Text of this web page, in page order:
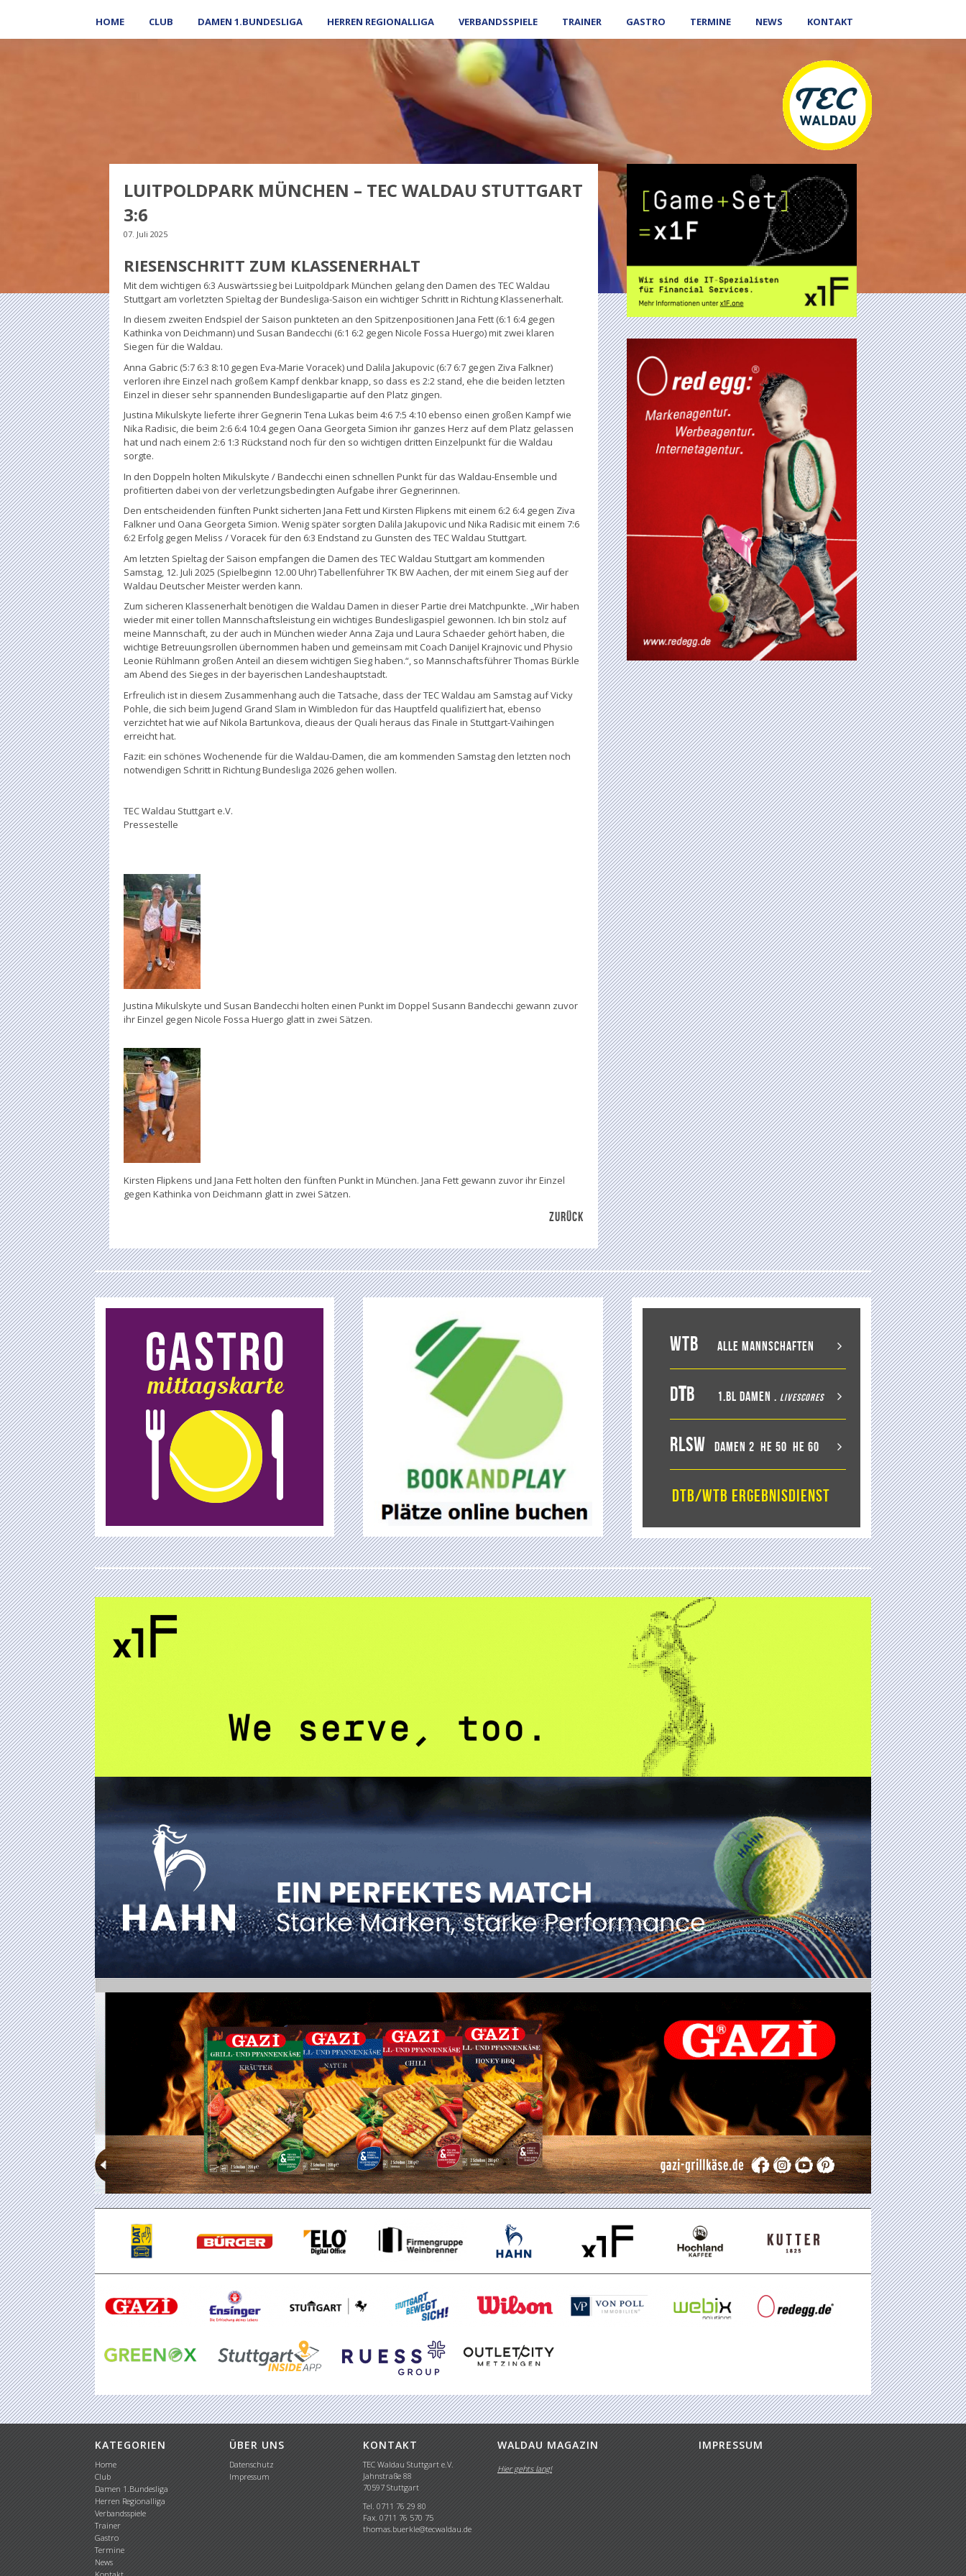
HOME CLUB DAMEN 1.BUNDESLIGA HERREN REGIONALLIGA VERBANDSSPIELE TRAINER GASTRO TERMINE NEWS KONTAKT
LUITPOLDPARK MÜNCHEN – TEC WALDAU STUTTGART
3:6
07. Juli 2025
RIESENSCHRITT ZUM KLASSENERHALT
Mit dem wichtigen 6:3 Auswärtssieg bei Luitpoldpark München gelang den Damen des TEC Waldau
Stuttgart am vorletzten Spieltag der Bundesliga-Saison ein wichtiger Schritt in Richtung Klassenerhalt.
In diesem zweiten Endspiel der Saison punkteten an den Spitzenpositionen Jana Fett (6:1 6:4 gegen
Kathinka von Deichmann) und Susan Bandecchi (6:1 6:2 gegen Nicole Fossa Huergo) mit zwei klaren
Siegen für die Waldau.
Anna Gabric (5:7 6:3 8:10 gegen Eva-Marie Voracek) und Dalila Jakupovic (6:7 6:7 gegen Ziva Falkner)
verloren ihre Einzel nach großem Kampf denkbar knapp, so dass es 2:2 stand, ehe die beiden letzten
Einzel in dieser sehr spannenden Bundesligapartie auf den Platz gingen.
Justina Mikulskyte lieferte ihrer Gegnerin Tena Lukas beim 4:6 7:5 4:10 ebenso einen großen Kampf wie
Nika Radisic, die beim 2:6 6:4 10:4 gegen Oana Georgeta Simion ihr ganzes Herz auf dem Platz gelassen
hat und nach einem 2:6 1:3 Rückstand noch für den so wichtigen dritten Einzelpunkt für die Waldau
sorgte.
In den Doppeln holten Mikulskyte / Bandecchi einen schnellen Punkt für das Waldau-Ensemble und
profitierten dabei von der verletzungsbedingten Aufgabe ihrer Gegnerinnen.
Den entscheidenden fünften Punkt sicherten Jana Fett und Kirsten Flipkens mit einem 6:2 6:4 gegen Ziva
Falkner und Oana Georgeta Simion. Wenig später sorgten Dalila Jakupovic und Nika Radisic mit einem 7:6
6:2 Erfolg gegen Meliss / Voracek für den 6:3 Endstand zu Gunsten des TEC Waldau Stuttgart.
Am letzten Spieltag der Saison empfangen die Damen des TEC Waldau Stuttgart am kommenden
Samstag, 12. Juli 2025 (Spielbeginn 12.00 Uhr) Tabellenführer TK BW Aachen, der mit einem Sieg auf der
Waldau Deutscher Meister werden kann.
Zum sicheren Klassenerhalt benötigen die Waldau Damen in dieser Partie drei Matchpunkte. „Wir haben
wieder mit einer tollen Mannschaftsleistung ein wichtiges Bundesligaspiel gewonnen. Ich bin stolz auf
meine Mannschaft, zu der auch in München wieder Anna Zaja und Laura Schaeder gehört haben, die
wichtige Betreuungsrollen übernommen haben und gemeinsam mit Coach Danijel Krajnovic und Physio
Leonie Rühlmann großen Anteil an diesem wichtigen Sieg haben.“, so Mannschaftsführer Thomas Bürkle
am Abend des Sieges in der bayerischen Landeshauptstadt.
Erfreulich ist in diesem Zusammenhang auch die Tatsache, dass der TEC Waldau am Samstag auf Vicky
Pohle, die sich beim Jugend Grand Slam in Wimbledon für das Hauptfeld qualifiziert hat, ebenso
verzichtet hat wie auf Nikola Bartunkova, dieaus der Quali heraus das Finale in Stuttgart-Vaihingen
erreicht hat.
Fazit: ein schönes Wochenende für die Waldau-Damen, die am kommenden Samstag den letzten noch
notwendigen Schritt in Richtung Bundesliga 2026 gehen wollen.
TEC Waldau Stuttgart e.V.
Pressestelle
Justina Mikulskyte und Susan Bandecchi holten einen Punkt im Doppel Susann Bandecchi gewann zuvor
ihr Einzel gegen Nicole Fossa Huergo glatt in zwei Sätzen.
Kirsten Flipkens und Jana Fett holten den fünften Punkt in München. Jana Fett gewann zuvor ihr Einzel
gegen Kathinka von Deichmann glatt in zwei Sätzen.
ZURÜCK
WTB Alle Mannschaften
DTB 1.BL Damen . LiveScores
RLSW Damen 2 He 50 He 60
DTB/WTB Ergebnisdienst
KATEGORIEN
Home
Club
Damen 1.Bundesliga
Herren Regionalliga
Verbandsspiele
Trainer
Gastro
Termine
News
ÜBER UNS
Datenschutz
Impressum
KONTAKT
TEC Waldau Stuttgart e.V.
Jahnstraße 88
70597 Stuttgart
Tel. 0711 76 29 80
Fax. 0711 76 570 75
thomas.buerkle@tecwaldau.de
WALDAU MAGAZIN
Hier gehts lang!
IMPRESSUM